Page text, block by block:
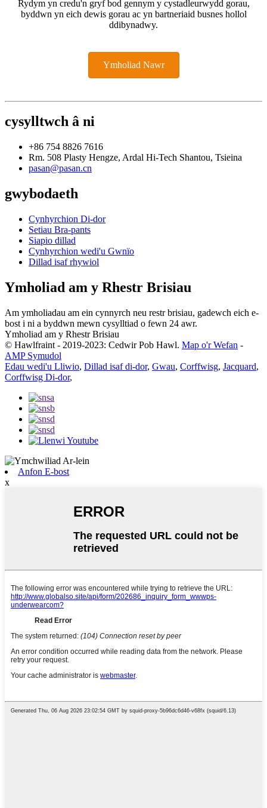
Rydym yn credu'n gryf bod gennym y cystadleurwydd gorau,
byddwn yn eich dewis gorau ac yn bartneriaid busnes hollol
ddibynadwy.
Ymholiad Nawr
cysylltwch â ni
+86 754 8826 7616
Rm. 508 Plasty Hengze, Ardal Hi-Tech Shantou, Tsieina
pasan@pasan.cn
gwybodaeth
Cynhyrchion Di-dor
Setiau Bra-pants
Siapio dillad
Cynhyrchion wedi'u Gwnïo
Dillad isaf rhywiol
Ymholiad am y Rhestr Brisiau
Am ymholiadau am ein cynnyrch neu restr brisiau, gadewch eich e-
bost i ni a byddwn mewn cysylltiad o fewn 24 awr.
Ymholiad am y Rhestr Brisiau
© Hawlfraint - 2019-2023: Cedwir Pob Hawl. Map o'r Wefan -
AMP Symudol
Edau wedi'u Lliwio, Dillad isaf di-dor, Gwau, Corffwisg, Jacquard,
Corffwisg Di-dor,
Anfon E-bost
x